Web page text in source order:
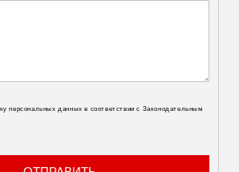
персональных данных в соответствии с Законодательным